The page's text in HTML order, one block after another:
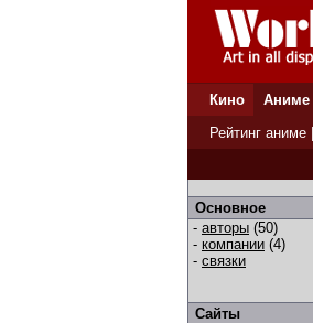
Кино Аниме
Рейтинг аниме
Основное
- авторы (50)
- компании (4)
- связки
Сайты